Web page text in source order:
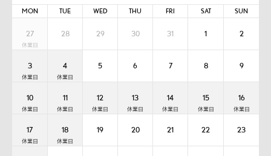
MON TUE WED THU FRI SAT SUN
27 28 29 30 31 1 2
3 4 5 6 7 8 9
10 11 12 13 14 15 16
17 18 19 20 21 22 23